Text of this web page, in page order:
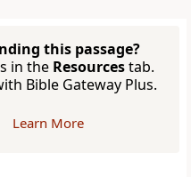
this passage?
in the Resourcestab.
Bible Gateway Plus.
Learn More